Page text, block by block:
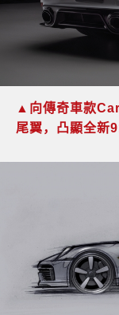
▲ 向傳奇車款
尾翼，凸顯全新